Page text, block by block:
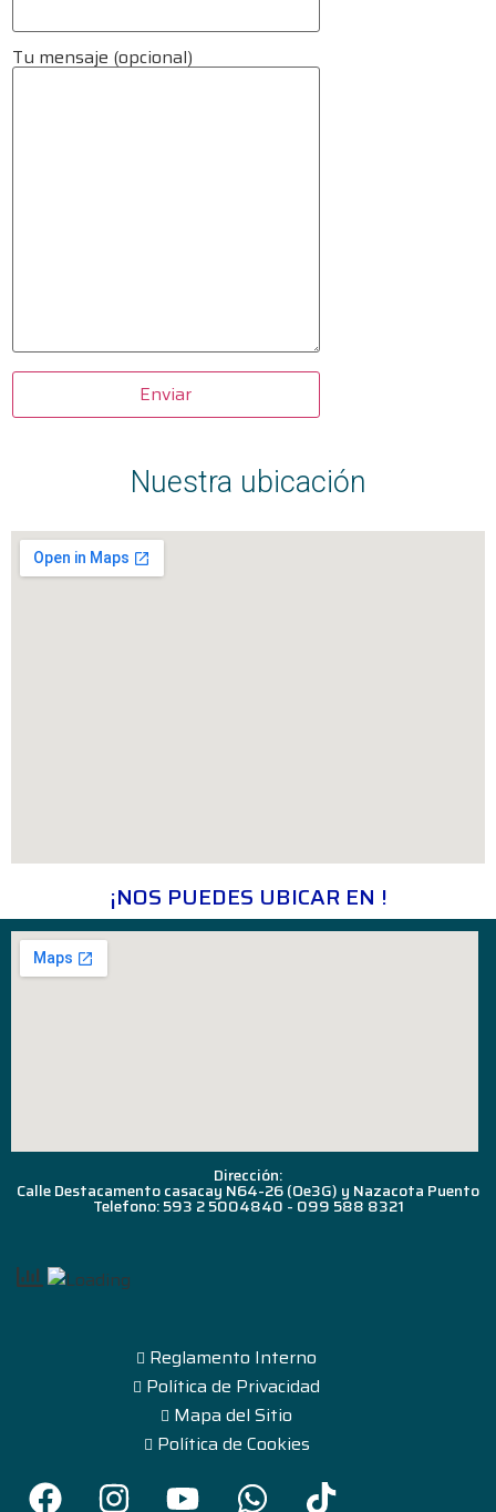
Tu mensaje (opcional)
Nuestra ubicación
¡NOS PUEDES UBICAR EN !
Dirección:
Calle Destacamento casacay N64-26 (Oe3G) y Nazacota Puento
Telefono: 593 2 5004840 - 099 588 8321
Reglamento Interno
Política de Privacidad
Mapa del Sitio
Política de Cookies